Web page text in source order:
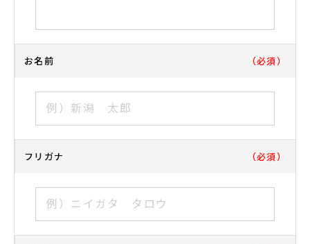
当社は、保有する個人情報に関して適用される日本の
法令、その他規範を遵守するとともに、本ポリシーの
内容を適宜見直し、その改善に努めます。
7）お問い合せ
当社の個人情報の取扱に関するお問い合せは下記まで
新潟ファーネス工業株式会社
〒950-0801 新潟県新潟市東区津島屋7丁目43番地1
TEL: 025-270-6376 FAX: 025-270-6779
お名前 （必須）
フリガナ （必須）